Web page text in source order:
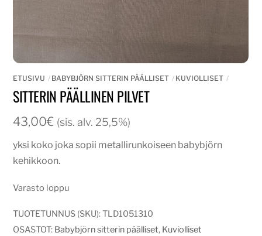
ETUSIVU BABYBJÖRN SITTERIN PÄÄLLISET KUVIOLLISET
SITTERIN PÄÄLLINEN PILVET
43,00€ (sis. alv. 25,5%)
yksi koko joka sopii metallirunkoiseen babybjörn
kehikkoon.
Varasto loppu
TUOTETUNNUS (SKU):TLD1051310
OSASTOT: Babybjörn sitterin päälliset, Kuviolliset